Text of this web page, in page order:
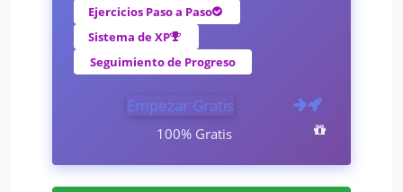
Ejercicios Paso a Paso
Sistema de XP
Seguimiento de Progreso
Empezar Gratis
100% Gratis